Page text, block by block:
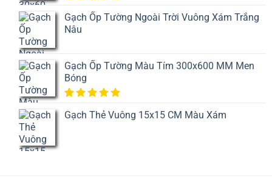
trên
5 dựa
trên
Gạch Ốp Tường Ngoài Trời Vuông Xám Trắng
Nâu
Gạch Ốp Tường Màu Tím 300x600 MM Men
Bóng
5 dựa
Gạch Thẻ Vuông 15x15 CM Màu Xám